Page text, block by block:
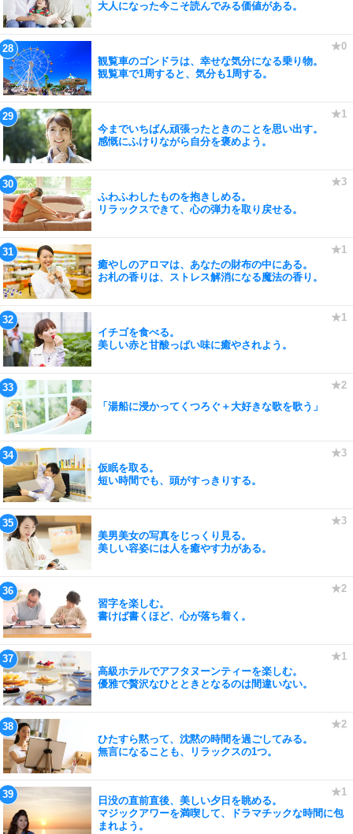
大人になった今こそ読んでみる価値がある。
観覧車のゴンドラは、幸せな気分になる乗り物。
観覧車で1周すると、気分も1周する。
今までいちばん頑張ったときのことを思い出す。
感慨にふけりながら自分を褒めよう。
ふわふわしたものを抱きしめる。
リラックスできて、心の弾力を取り戻せる。
癒やしのアロマは、あなたの財布の中にある。
お札の香りは、ストレス解消になる魔法の香り。
イチゴを食べる。
美しい赤と甘酸っぱい味に癒やされよう。
「湯船に浸かってくつろぐ＋大好きな歌を歌う」
仮眠を取る。
短い時間でも、頭がすっきりする。
美男美女の写真をじっくり見る。
美しい容姿には人を癒やす力がある。
習字を楽しむ。
書けば書くほど、心が落ち着く。
高級ホテルでアフタヌーンティーを楽しむ。
優雅で贅沢なひとときとなるのは間違いない。
ひたすら黙って、沈黙の時間を過ごしてみる。
無言になることも、リラックスの1つ。
日没の直前直後、美しい夕日を眺める。
マジックアワーを満喫して、ドラマチックな時間に包
まれよう。